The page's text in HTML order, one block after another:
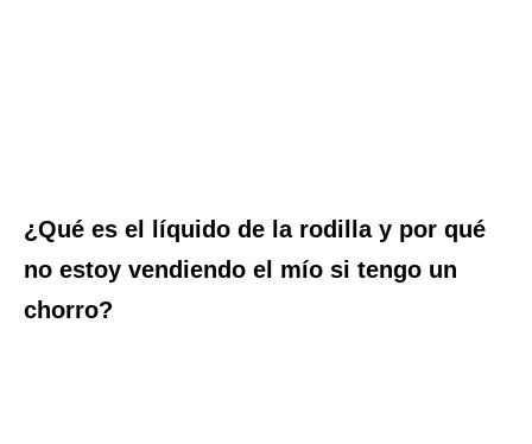
¿Qué es el líquido de la rodilla y por qué
no estoy vendiendo el mío si tengo un
chorro?